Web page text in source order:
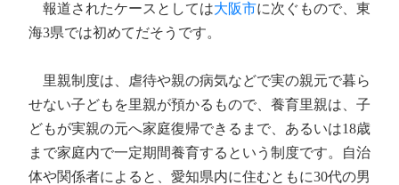
報道されたケースとしては大阪市に次ぐもので、東
海3県では初めてだそうです。
里親制度は、虐待や親の病気などで実の親元で暮ら
せない子どもを里親が預かるもので、養育里親は、子
どもが実親の元へ家庭復帰できるまで、あるいは18歳
まで家庭内で一定期間養育するという制度です。自治
体や関係者によると、愛知県内に住むともに30代の男